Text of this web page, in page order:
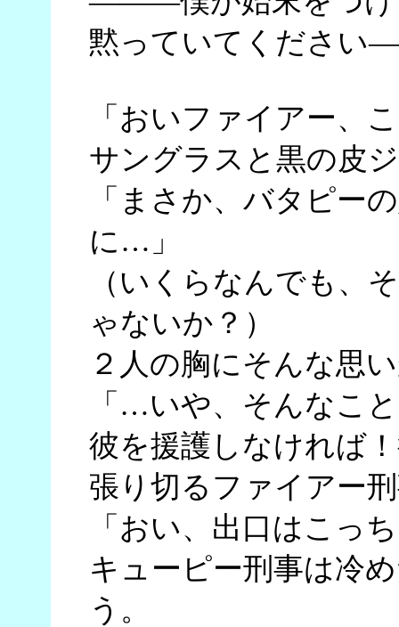
黙っていてくださ
「おいファイアー、
サングラスと黒の皮
「まさか、バタピー
に…」
（いくらなんでも、
ゃないか？）
２人の胸にそんな思
「…いや、そんなこ
彼を援護しなければ
張り切るファイアー
「おい、出口はこっ
キューピー刑事は冷
う。